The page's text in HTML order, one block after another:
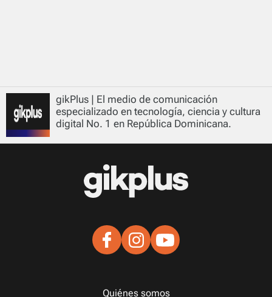
gikPlus | El medio de comunicación
especializado en tecnología, ciencia y cultura
digital No. 1 en República Dominicana.
Quiénes somos